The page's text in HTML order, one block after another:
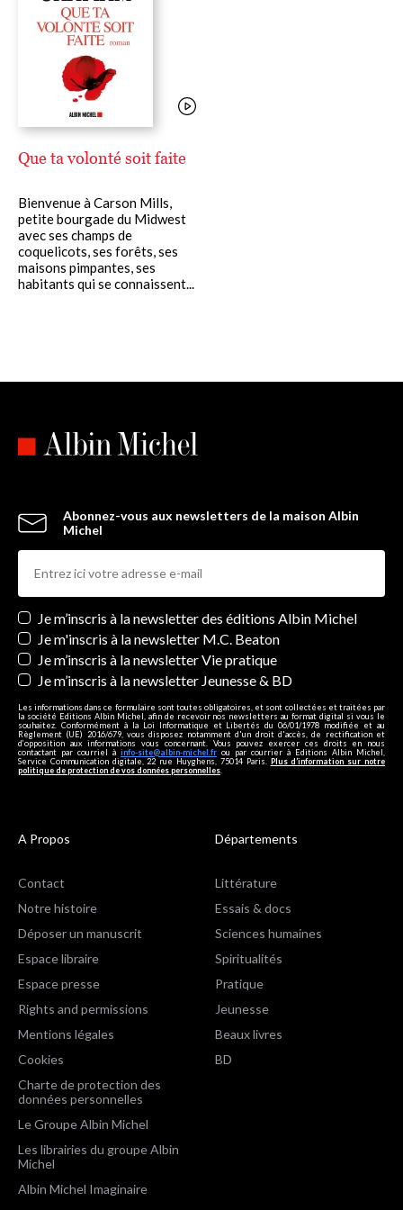
Que ta volonté soit faite
Bienvenue à Carson Mills,
petite bourgade du Midwest
avec ses champs de
coquelicots, ses forêts, ses
maisons pimpantes, ses
habitants qui se connaissent...
Abonnez-vous aux newsletters de la maison Albin
Michel
Newsletters
Je m’inscris à la newsletter des éditions Albin Michel
Je m'inscris à la newsletter M.C. Beaton
Je m’inscris à la newsletter Vie pratique
Je m’inscris à la newsletter Jeunesse & BD
Les informations dans ce formulaire sont toutes obligatoires, et sont collectées et traitées par
la société Editions Albin Michel, afin de recevoir nos newsletters au format digital si vous le
souhaitez. Conformément à la Loi Informatique et Libertés du 06/01/1978 modifiée et au
Règlement (UE) 2016/679, vous disposez notamment d'un droit d'accès, de rectification et
d’opposition aux informations vous concernant. Vous pouvez exercer ces droits en nous
contactant par courriel à info-site@albin-michel.fr ou par courrier à Editions Albin Michel,
Service Communication digitale, 22 rue Huyghens, 75014 Paris. Plus d’information sur notre
politique de protection de vos données personnelles
A Propos
Contact
Notre histoire
Déposer un manuscrit
Espace libraire
Espace presse
Rights and permissions
Mentions légales
Cookies
Charte de protection des
données personnelles
Le Groupe Albin Michel
Les librairies du groupe Albin
Michel
Albin Michel Imaginaire
Départements
Littérature
Essais & docs
Sciences humaines
Spiritualités
Pratique
Jeunesse
Beaux livres
BD